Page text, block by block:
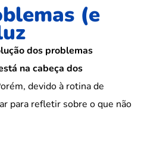
(e
dos problemas
na cabeça dos
devido à rotina de
para refletir sobre o que não